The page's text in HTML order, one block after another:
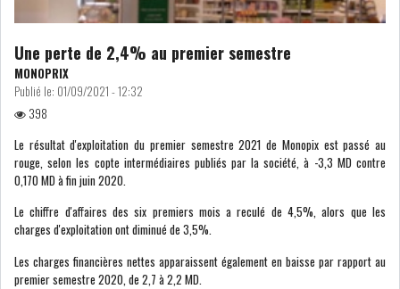
SECTEURS
ASSURANCES PHARMACEUTIQUE
BANCAIRE AUDIOVISUEL
Une perte de 2,4% au premier semestre
MONOPRIX
Publié le: 01/09/2021 - 12:32
398
Le résultat d'exploitation du premier semestre 2021 de Monopix est passé au
rouge, selon les copte intermédiaires publiés par la société, à -3,3 MD contre
0,170 MD à fin juin 2020.
Le chiffre d'affaires des six premiers mois a reculé de 4,5%, alors que les
charges d'exploitation ont diminué de 3,5%.
Les charges financières nettes apparaissent également en baisse par rapport au
premier semestre 2020, de 2,7 à 2,2 MD.